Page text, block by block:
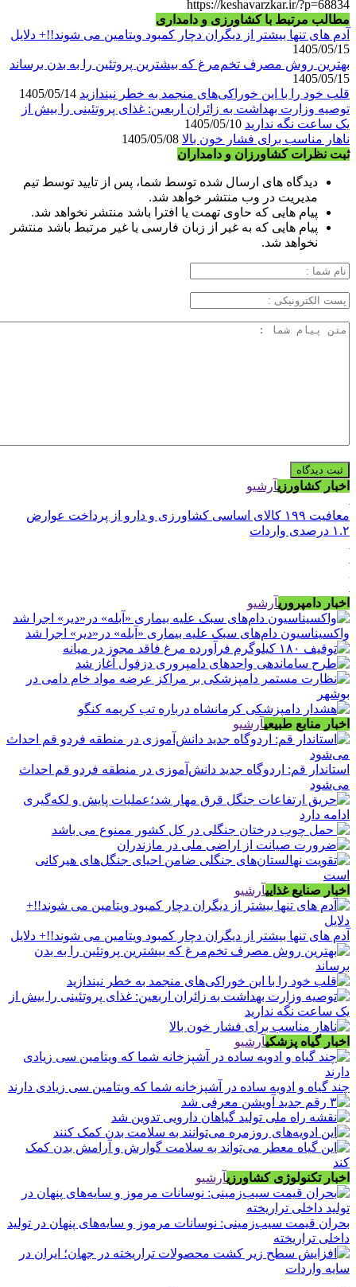
https://keshavarzkar.ir/?p=68834
مطالب مرتبط با کشاورزی و دامداری
آدم های تنها بیشتر از دیگران دچار کمبود ویتامین می شوند!!+ دلایل
1405/05/15
بهترین روش مصرف تخم‌مرغ که بیشترین پروتئین را به بدن برساند
1405/05/15
قلب خود را با این خوراکی‌های منجمد به خطر نیندازید
توصیه وزارت بهداشت به زائران اربعین: غذای پروتئینی را بیش از
یک ساعت نگه ندارید
ناهار مناسب برای فشار خون بالا
ثبت نظرات کشاورزان و دامداران
دیدگاه های ارسال شده توسط شما، پس از تایید توسط تیم
مدیریت در وب منتشر خواهد شد.
پیام هایی که حاوی تهمت یا افترا باشد منتشر نخواهد شد.
پیام هایی که به غیر از زبان فارسی یا غیر مرتبط باشد منتشر
نخواهد شد.
اخبار کشاورزیآرشیو
معافیت ۱۹۹ کالای اساسی کشاورزی و دارو از پرداخت عوارض
۱.۲ درصدی واردات
اخبار دامپروریآرشیو
واکسیناسیون دام‌های سبک علیه بیماری «آبله» در«دیر» اجرا شد
اخبار منابع طبیعیآرشیو
استاندار قم: اردوگاه جدید دانش‌آموزی در منطقه فردو قم احداث
می‌شود
اخبار صنایع غذاییآرشیو
آدم های تنها بیشتر از دیگران دچار کمبود ویتامین می شوند!!+ دلایل
اخبار گیاه پزشکیآرشیو
چند گیاه و ادویه ساده در آشپزخانه شما که ویتامین سی زیادی دارند
اخبار تکنولوژی کشاورزیآرشیو
بحران قیمت سیب‌زمینی: نوسانات مرموز و سایه‌های پنهان در تولید
داخلی تراریخته